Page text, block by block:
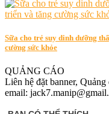
Sữa cho trẻ suy dinh dưỡng
cường sức khỏe
QUẢNG CÁO
Liên hệ đặt banner,
email: